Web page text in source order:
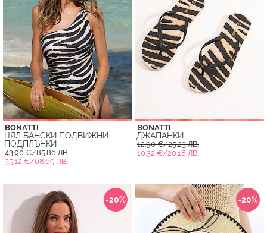
BONATTI
ЦЯЛ БАНСКИ ПОДВИЖНИ
ПОДПЛЪНКИ
43.90 €/85.86 ЛВ.
35.12 €/68.69 ЛВ.
BONATTI
ДЖАПАНКИ
12.90 €/25.23 ЛВ.
10.32 €/20.18 ЛВ.
-20% -20%